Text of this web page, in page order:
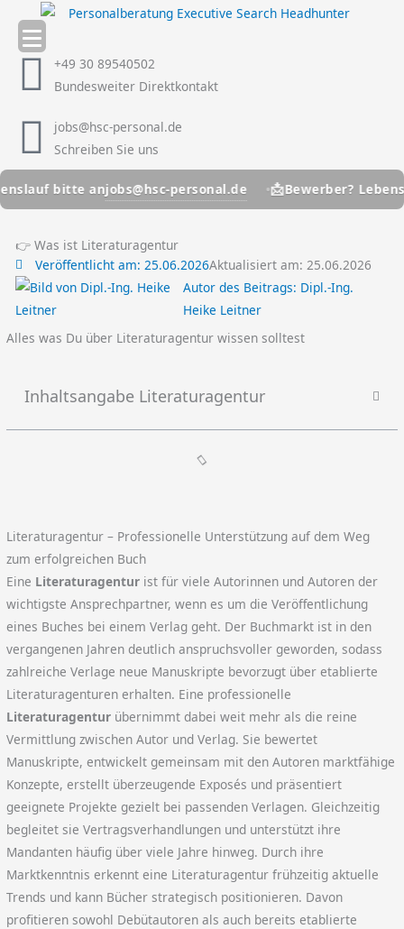
Inhalt
springen +49 30 89540502
Bundesweiter Direktkontakt
jobs@hsc-personal.de
Schreiben Sie uns
bitte anjobs@hsc-personal.de 📩 Bewerber? Lebenslauf
👉 Was ist Literaturagentur
Veröffentlicht am:25.06.2026Aktualisiert am: 25.06.2026
Autor des Beitrags: Dipl.-Ing.
Heike Leitner
Alles was Du über Literaturagentur wissen solltest
Inhaltsangabe Literaturagentur
Literaturagentur – Professionelle Unterstützung auf dem Weg
zum erfolgreichen Buch
Eine Literaturagentur ist für viele Autorinnen und Autoren der
wichtigste Ansprechpartner, wenn es um die Veröffentlichung
eines Buches bei einem Verlag geht. Der Buchmarkt ist in den
vergangenen Jahren deutlich anspruchsvoller geworden, sodass
zahlreiche Verlage neue Manuskripte bevorzugt über etablierte
Literaturagenturen erhalten. Eine professionelle
Literaturagentur übernimmt dabei weit mehr als die reine
Vermittlung zwischen Autor und Verlag. Sie bewertet
Manuskripte, entwickelt gemeinsam mit den Autoren marktfähige
Konzepte, erstellt überzeugende Exposés und präsentiert
geeignete Projekte gezielt bei passenden Verlagen. Gleichzeitig
begleitet sie Vertragsverhandlungen und unterstützt ihre
Mandanten häufig über viele Jahre hinweg. Durch ihre
Marktkenntnis erkennt eine Literaturagentur frühzeitig aktuelle
Trends und kann Bücher strategisch positionieren. Davon
profitieren sowohl Debütautoren als auch bereits etablierte